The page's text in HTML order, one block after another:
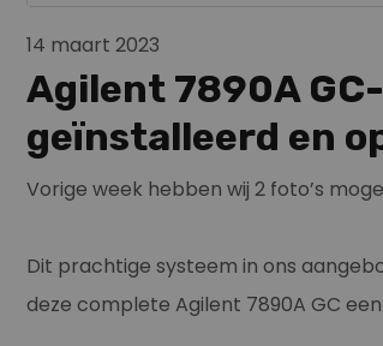
14 maart 2023
Agilent 7890A
geïnstalleerd en
Vorige week hebben wij 2 foto’s
Dit prachtige systeem in ons
deze complete Agilent 7890A GC